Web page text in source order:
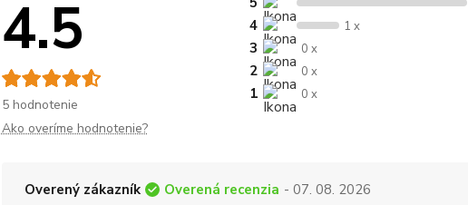
4.5
5 hodnotenie
4
1 x
3 0 x
2 0 x
1 0 x
Ako overíme hodnotenie?
Overený zákazník Overená recenzia - 07. 08. 2026